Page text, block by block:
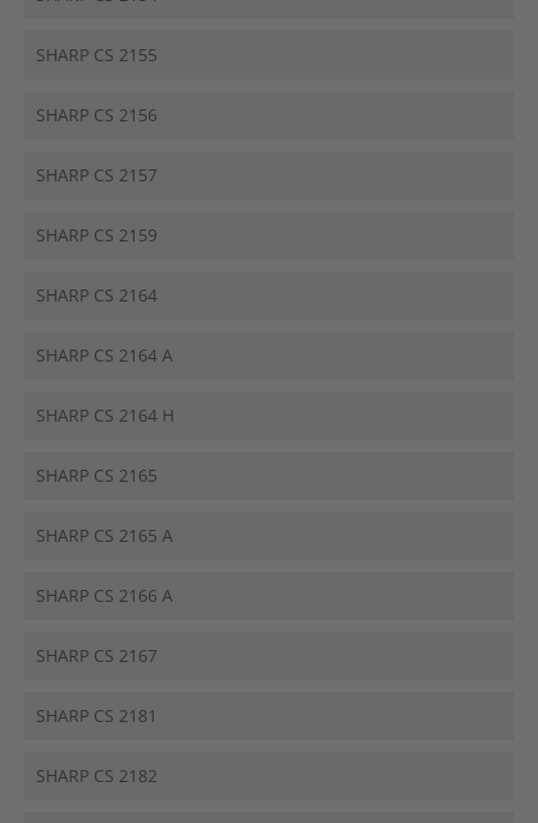
SHARP CS 2155
SHARP CS 2156
SHARP CS 2157
SHARP CS 2159
SHARP CS 2164
SHARP CS 2164 A
SHARP CS 2164 H
SHARP CS 2165
SHARP CS 2165 A
SHARP CS 2166 A
SHARP CS 2167
SHARP CS 2181
SHARP CS 2182